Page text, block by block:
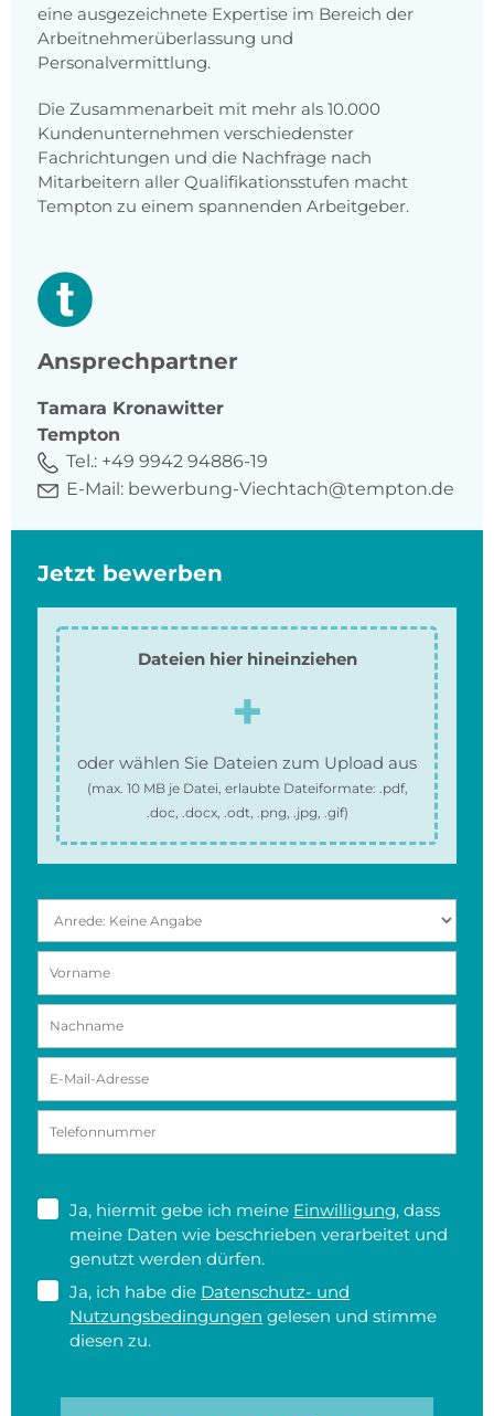
eine ausgezeichnete Expertise im Bereich der
Arbeitnehmerüberlassung und
Personalvermittlung.
Die Zusammenarbeit mit mehr als 10.000
Kundenunternehmen verschiedenster
Fachrichtungen und die Nachfrage nach
Mitarbeitern aller Qualifikationsstufen macht
Tempton zu einem spannenden Arbeitgeber.
Ansprechpartner
Tamara Kronawitter
Tempton
Tel.: +49 9942 94886-19
E-Mail: bewerbung-Viechtach@tempton.de
Jetzt bewerben
Dateien hier hineinziehen
oder wählen Sie Dateien zum Upload aus
(max. 10 MBje Datei, erlaubte Dateiformate: .pdf,
.doc, .docx, .odt, .png, .jpg, .gif)
Ja, hiermit gebe ich meine Einwilligung, dass
meine Daten wie beschrieben verarbeitet und
genutzt werden dürfen.
Ja, ich habe die Datenschutz- und
Nutzungsbedingungen gelesen und stimme
diesen zu.